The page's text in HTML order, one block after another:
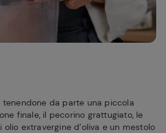
tenendone da parte una piccola
finale, il pecorino grattugiato, le
extravergine d’oliva e un mestolo